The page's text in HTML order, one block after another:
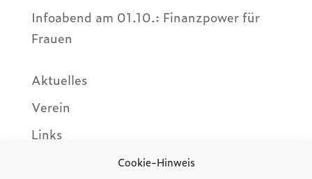
Cookie-Hinweis
Info­abend am 01.10.: Finanz­power für
Frauen
Aktu­el­les
Verein
Links